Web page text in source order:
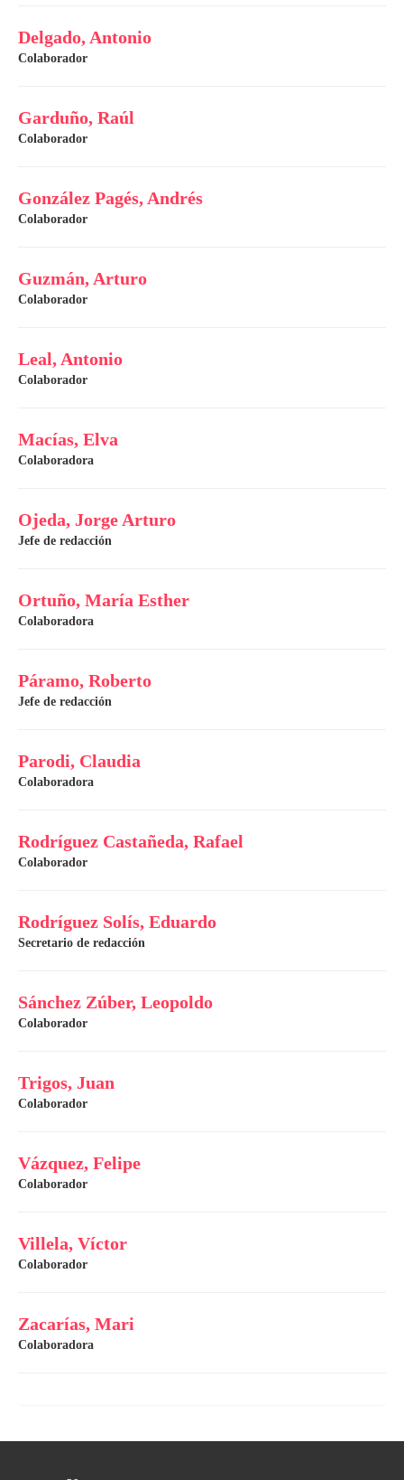
Delgado, Antonio
Colaborador
Garduño, Raúl
Colaborador
González Pagés, Andrés
Colaborador
Guzmán, Arturo
Colaborador
Leal, Antonio
Colaborador
Macías, Elva
Colaboradora
Ojeda, Jorge Arturo
Jefe de redacción
Ortuño, María Esther
Colaboradora
Páramo, Roberto
Jefe de redacción
Parodi, Claudia
Colaboradora
Rodríguez Castañeda, Rafael
Colaborador
Rodríguez Solís, Eduardo
Secretario de redacción
Sánchez Zúber, Leopoldo
Colaborador
Trigos, Juan
Colaborador
Vázquez, Felipe
Colaborador
Villela, Víctor
Colaborador
Zacarías, Mari
Colaboradora